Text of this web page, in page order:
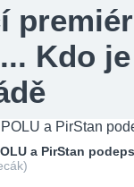
Kdo
a PirStan